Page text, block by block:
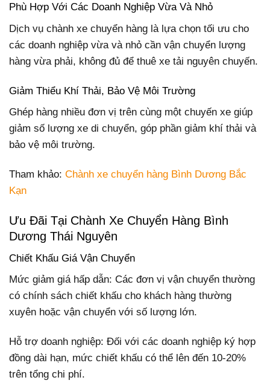
Phù Hợp Với Các Doanh Nghiệp Vừa Và Nhỏ
Dịch vụ chành xe chuyển hàng là lựa chọn tối ưu cho
các doanh nghiệp vừa và nhỏ cần vận chuyển lượng
hàng vừa phải, không đủ để thuê xe tải nguyên chuyến.
Giảm Thiểu Khí Thải, Bảo Vệ Môi Trường
Ghép hàng nhiều đơn vị trên cùng một chuyến xe giúp
giảm số lượng xe di chuyển, góp phần giảm khí thải và
bảo vệ môi trường.
Tham khảo: Chành xe chuyển hàng Bình Dương Bắc
Kạn
Ưu Đãi Tại Chành Xe Chuyển Hàng Bình
Dương Thái Nguyên
Chiết Khấu Giá Vận Chuyển
Mức giảm giá hấp dẫn: Các đơn vị vận chuyển thường
có chính sách chiết khấu cho khách hàng thường
xuyên hoặc vận chuyển với số lượng lớn.
Hỗ trợ doanh nghiệp: Đối với các doanh nghiệp ký hợp
đồng dài hạn, mức chiết khấu có thể lên đến 10-20%
trên tổng chi phí.